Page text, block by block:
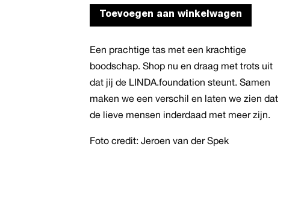
Toevoegen aan winkelwagen
Een prachtige tas met een krachtige
boodschap. Shop nu en draag met trots uit
dat jij de LINDA.foundation steunt. Samen
maken we een verschil en laten we zien dat
de lieve mensen inderdaad met meer zijn.
Foto credit: Jeroen van der Spek